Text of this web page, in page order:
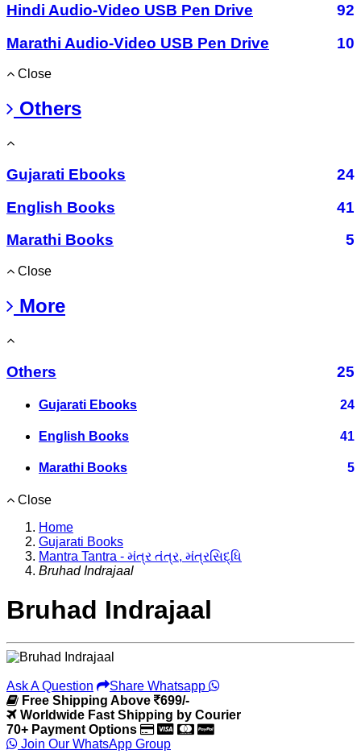
Hindi Audio-Video USB Pen Drive
92
Marathi Audio-Video USB Pen Drive
10
Close
Others
Gujarati Ebooks
24
English Books
41
Marathi Books
5
Close
More
Others 25
Gujarati Ebooks 24
English Books 41
Marathi Books 5
Close
Home
Gujarati Books
Mantra Tantra - મંત્ર તંત્ર, મંત્રસિદ્ધિ
Bruhad Indrajaal
Bruhad Indrajaal
Ask A Question
Share Whatsapp
Free Shipping Above
699/-
Worldwide Fast Shipping by Courier
70+ Payment Options
Join Our WhatsApp Group